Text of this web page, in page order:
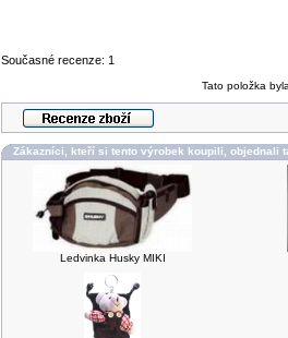
Současné recenze: 1
Tato položka
Zákazníci, kteří si tento výrobek koupili, objednali
Ledvinka Husky MIKI